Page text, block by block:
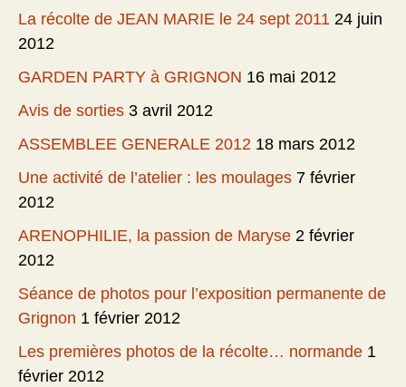
La récolte de JEAN MARIE le 24 sept 2011 24 juin
2012
GARDEN PARTY à GRIGNON 16 mai 2012
Avis de sorties 3 avril 2012
ASSEMBLEE GENERALE 2012 18 mars 2012
Une activité de l’atelier : les moulages 7 février
2012
ARENOPHILIE, la passion de Maryse 2 février
2012
Séance de photos pour l’exposition permanente de
Grignon 1 février 2012
Les premières photos de la récolte… normande 1
février 2012